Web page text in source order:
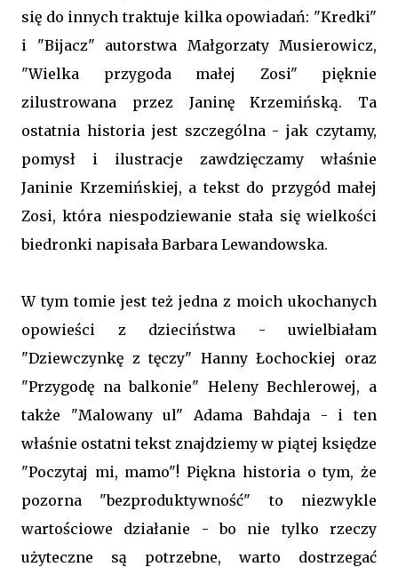
się do innych traktuje kilka opowiadań: "Kredki"
i "Bijacz" autorstwa Małgorzaty Musierowicz,
"Wielka przygoda małej Zosi" pięknie
zilustrowana przez Janinę Krzemińską. Ta
ostatnia historia jest szczególna - jak czytamy,
pomysł i ilustracje zawdzięczamy właśnie
Janinie Krzemińskiej, a tekst do przygód małej
Zosi, która niespodziewanie stała się wielkości
biedronki napisała Barbara Lewandowska.
W tym tomie jest też jedna z moich ukochanych
opowieści z dzieciństwa - uwielbiałam
"Dziewczynkę z tęczy" Hanny Łochockiej oraz
"Przygodę na balkonie" Heleny Bechlerowej, a
także "Malowany ul" Adama Bahdaja - i ten
właśnie ostatni tekst znajdziemy w piątej księdze
"Poczytaj mi, mamo"! Piękna historia o tym, że
pozorna "bezproduktywność" to niezwykle
wartościowe działanie - bo nie tylko rzeczy
użyteczne są potrzebne, warto dostrzegać